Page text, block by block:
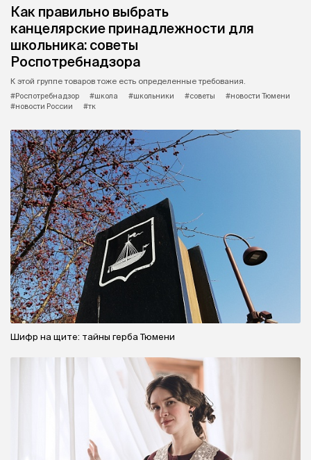
Как правильно выбрать
канцелярские принадлежности для
школьника: советы
Роспотребнадзора
К этой группе товаров тоже есть определенные требования.
#Роспотребнадзор
#школа #школьники #советы
#новости Тюмени
#новости России
#тк
Шифр на щите: тайны герба Тюмени